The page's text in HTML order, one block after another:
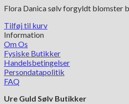
pris
1,995.00 kr..
pris
Flora Danica sølv forgyldt blomster
Tilføj til kurv
Information
Om Os
Fysiske Butikker
Handelsbetingelser
Persondatapolitik
FAQ
Ure Guld Sølv Butikker